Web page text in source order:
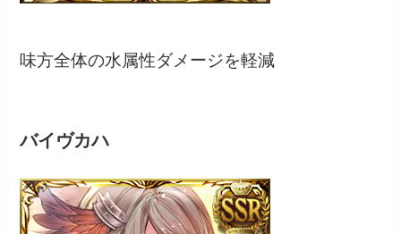
味方全体の水属性ダメージを軽減
バイヴカハ